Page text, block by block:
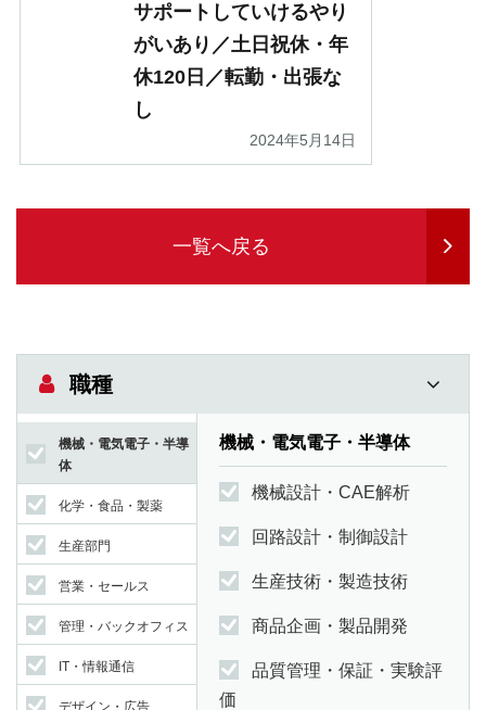
サポートしていけるやり
がいあり／土日祝休・年
休120日／転勤・出張な
し
2024年5月14日
一覧へ戻る
職種
機械・電気電子・半導
体
化学・食品・製薬
生産部門
営業・セールス
管理・バックオフィス
IT・情報通信
デザイン・広告
機械・電気電子・半導体
機械設計・CAE解析
回路設計・制御設計
生産技術・製造技術
商品企画・製品開発
品質管理・保証・実験評
価